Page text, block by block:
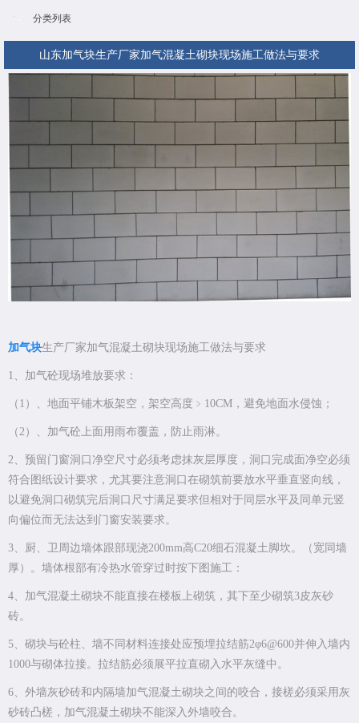
分类列表
山东加气块生产厂家加气混凝土砌块现场施工做法与要求
加气块生产厂家加气混凝土砌块现场施工做法与要求
1、加气砼现场堆放要求：
（1）、地面平铺木板架空，架空高度﹥10CM，避免地面水侵蚀；
（2）、加气砼上面用雨布覆盖，防止雨淋。
2、预留门窗洞口净空尺寸必须考虑抹灰层厚度，洞口完成面净空必须
符合图纸设计要求，尤其要注意洞口在砌筑前要放水平垂直竖向线，
以避免洞口砌筑完后洞口尺寸满足要求但相对于同层水平及同单元竖
向偏位而无法达到门窗安装要求。
3、厨、卫周边墙体跟部现浇200mm高C20细石混凝土脚坎。（宽同墙
厚）。墙体根部有冷热水管穿过时按下图施工：
4、加气混凝土砌块不能直接在楼板上砌筑，其下至少砌筑3皮灰砂
砖。
5、砌块与砼柱、墙不同材料连接处应预埋拉结筋2φ6@600并伸入墙内
1000与砌体拉接。拉结筋必须展平拉直砌入水平灰缝中。
6、外墙灰砂砖和内隔墙加气混凝土砌块之间的咬合，接槎必须采用灰
砂砖凸槎，加气混凝土砌块不能深入外墙咬合。